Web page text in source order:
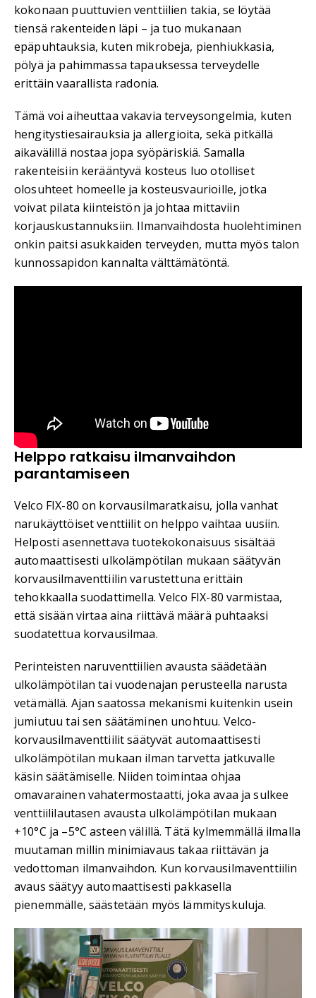
kokonaan puuttuvien venttiilien takia, se löytää
tiensä rakenteiden läpi – ja tuo mukanaan
epäpuhtauksia, kuten mikrobeja, pienhiukkasia,
pölyä ja pahimmassa tapauksessa terveydelle
erittäin vaarallista radonia.
Tämä voi aiheuttaa vakavia terveysongelmia, kuten
hengitystiesairauksia ja allergioita, sekä pitkällä
aikavälillä nostaa jopa syöpäriskiä. Samalla
rakenteisiin kerääntyvä kosteus luo otolliset
olosuhteet homeelle ja kosteusvaurioille, jotka
voivat pilata kiinteistön ja johtaa mittaviin
korjauskustannuksiin. Ilmanvaihdosta huolehtiminen
onkin paitsi asukkaiden terveyden, mutta myös talon
kunnossapidon kannalta välttämätöntä.
Helppo ratkaisu ilmanvaihdon
parantamiseen
Velco FIX-80 on korvausilmaratkaisu, jolla vanhat
narukäyttöiset venttiilit on helppo vaihtaa uusiin.
Helposti asennettava tuotekokonaisuus sisältää
automaattisesti ulkolämpötilan mukaan säätyvän
korvausilmaventtiilin varustettuna erittäin
tehokkaalla suodattimella. Velco FIX-80 varmistaa,
että sisään virtaa aina riittävä määrä puhtaaksi
suodatettua korvausilmaa.
Perinteisten naruventtiilien avausta säädetään
ulkolämpötilan tai vuodenajan perusteella narusta
vetämällä. Ajan saatossa mekanismi kuitenkin usein
jumiutuu tai sen säätäminen unohtuu. Velco-
korvausilmaventtiilit säätyvät automaattisesti
ulkolämpötilan mukaan ilman tarvetta jatkuvalle
käsin säätämiselle. Niiden toimintaa ohjaa
omavarainen vahatermostaatti, joka avaa ja sulkee
venttiililautasen avausta ulkolämpötilan mukaan
+10°C ja –5°C asteen välillä. Tätä kylmemmällä ilmalla
muutaman millin minimiavaus takaa riittävän ja
vedottoman ilmanvaihdon. Kun korvausilmaventtiilin
avaus säätyy automaattisesti pakkasella
pienemmälle, säästetään myös lämmityskuluja.